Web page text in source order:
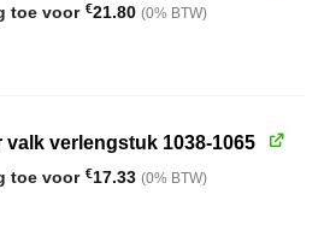
toe voor €21.80 (0% BTW)
valk verlengstuk 1038-1065
toe voor €17.33 (0% BTW)